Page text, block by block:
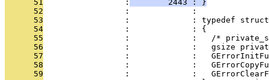
      51
                 :
        2443 : }
      52
                 :             :
      53
                 :             : typedef struct
      54
                 :             : {
      55
:             :   /*
      56
:             :   gsize
      57
:             :
      58
:             :
      59
:             :